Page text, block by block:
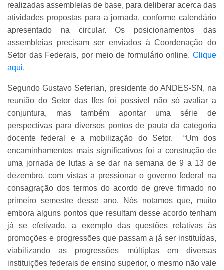
realizadas assembleias de base, para deliberar acerca das
atividades propostas para a jornada, conforme calendário
apresentado na circular. Os posicionamentos das
assembleias precisam ser enviados à Coordenação do
Setor das Federais, por meio de formulário online. Clique
aqui.
Segundo Gustavo Seferian, presidente do ANDES-SN, na
reunião do Setor das Ifes foi possível não só avaliar a
conjuntura, mas também apontar uma série de
perspectivas para diversos pontos de pauta da categoria
docente federal e a mobilização do Setor. “Um dos
encaminhamentos mais significativos foi a construção de
uma jornada de lutas a se dar na semana de 9 a 13 de
dezembro, com vistas a pressionar o governo federal na
consagração dos termos do acordo de greve firmado no
primeiro semestre desse ano. Nós notamos que, muito
embora alguns pontos que resultam desse acordo tenham
já se efetivado, a exemplo das questões relativas às
promoções e progressões que passam a já ser instituídas,
viabilizando as progressões múltiplas em diversas
instituições federais de ensino superior, o mesmo não vale